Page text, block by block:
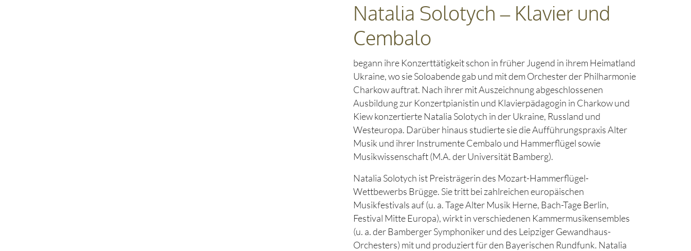
Natalia Solotych – Klavier und
Cembalo
begann ihre Konzerttätigkeit schon in früher Jugend in ihrem Heimatland
Ukraine, wo sie Soloabende gab und mit dem Orchester der Philharmonie
Charkow auftrat. Nach ihrer mit Auszeichnung abgeschlossenen
Ausbildung zur Konzertpianistin und Klavierpädagogin in Charkow und
Kiew konzertierte Natalia Solotych in der Ukraine, Russland und
Westeuropa. Darüber hinaus studierte sie die Aufführungspraxis Alter
Musik und ihrer Instrumente Cembalo und Hammerflügel sowie
Musikwissenschaft (M.A. der Universität Bamberg).
Natalia Solotych ist Preisträgerin des Mozart-Hammerflügel-
Wettbewerbs Brügge. Sie tritt bei zahlreichen europäischen
Musikfestivals auf (u. a. Tage Alter Musik Herne, Bach-Tage Berlin,
Festival Mitte Europa), wirkt in verschiedenen Kammermusikensembles
(u. a. der Bamberger Symphoniker und des Leipziger Gewandhaus-
Orchesters) mit und produziert für den Bayerischen Rundfunk. Natalia